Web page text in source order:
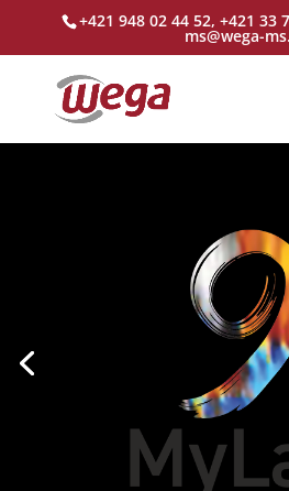
+421 948 02 44 52, +421 33
ms@wega-